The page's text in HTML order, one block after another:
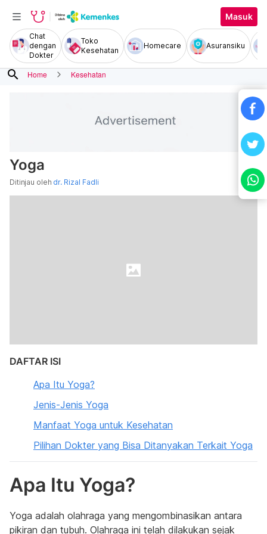
Masuk
Chat
dengan
Dokter
Toko
Kesehatan
Homecare Asuransiku
search Home Kesehatan
Yoga
Ditinjau oleh dr. Rizal Fadli
DAFTAR ISI
Apa Itu Yoga?
Jenis-Jenis Yoga
Manfaat Yoga untuk Kesehatan
Pilihan Dokter yang Bisa Ditanyakan Terkait Yoga
Apa Itu Yoga?
Yoga adalah olahraga yang mengombinasikan antara
pikiran dan tubuh. Olahraga ini telah dilakukan sejak